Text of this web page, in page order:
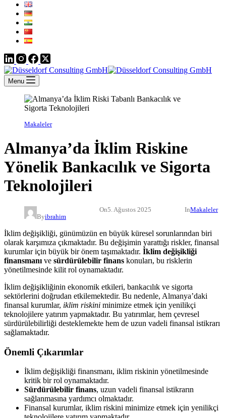
Menu
Makaleler
Almanya’da İklim Riskine
Yönelik Bankacılık ve Sigorta
Teknolojileri
Byibrahim
On5. Ağustos 2025 InMakaleler
İklim değişikliği, günümüzün en büyük küresel sorunlarından biri
olarak karşımıza çıkmaktadır. Bu değişimin yarattığı riskler, finansal
kurumlar için büyük bir önem taşımaktadır. İklim değişikliği
finansmanı ve sürdürülebilir finans konuları, bu risklerin
yönetilmesinde kilit rol oynamaktadır.
İklim değişikliğinin ekonomik etkileri, bankacılık ve sigorta
sektörlerini doğrudan etkilemektedir. Bu nedenle, Almanya’daki
finansal kurumlar, iklim riskini minimize etmek için yenilikçi
teknolojilere yatırım yapmaktadır. Bu yatırımlar, hem çevresel
sürdürülebilirliği desteklemekte hem de uzun vadeli finansal istikrarı
sağlamaktadır.
Önemli Çıkarımlar
İklim değişikliği finansmanı, iklim riskinin yönetilmesinde
kritik bir rol oynamaktadır.
Sürdürülebilir finans, uzun vadeli finansal istikrarın
sağlanmasına yardımcı olmaktadır.
Finansal kurumlar, iklim riskini minimize etmek için yenilikçi